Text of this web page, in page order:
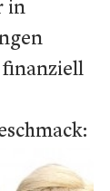
in
finanziell